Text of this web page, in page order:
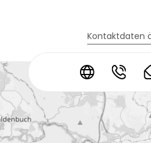
* *
Kontaktdaten